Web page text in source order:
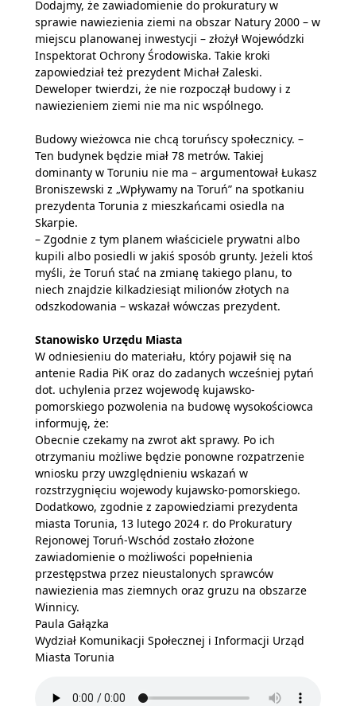
Dodajmy, że zawiadomienie do prokuratury w
sprawie nawiezienia ziemi na obszar Natury 2000 – w
miejscu planowanej inwestycji – złożył Wojewódzki
Inspektorat Ochrony Środowiska. Takie kroki
zapowiedział też prezydent Michał Zaleski.
Deweloper twierdzi, że nie rozpoczął budowy i z
nawiezieniem ziemi nie ma nic wspólnego.
Budowy wieżowca nie chcą toruńscy społecznicy. –
Ten budynek będzie miał 78 metrów. Takiej
dominanty w Toruniu nie ma – argumentował Łukasz
Broniszewski z „Wpływamy na Toruń” na spotkaniu
prezydenta Torunia z mieszkańcami osiedla na
Skarpie.
– Zgodnie z tym planem właściciele prywatni albo
kupili albo posiedli w jakiś sposób grunty. Jeżeli ktoś
myśli, że Toruń stać na zmianę takiego planu, to
niech znajdzie kilkadziesiąt milionów złotych na
odszkodowania – wskazał wówczas prezydent.
Stanowisko Urzędu Miasta
W odniesieniu do materiału, który pojawił się na
antenie Radia PiK oraz do zadanych wcześniej pytań
dot. uchylenia przez wojewodę kujawsko-
pomorskiego pozwolenia na budowę wysokościowca
informuję, że:
Obecnie czekamy na zwrot akt sprawy. Po ich
otrzymaniu możliwe będzie ponowne rozpatrzenie
wniosku przy uwzględnieniu wskazań w
rozstrzygnięciu wojewody kujawsko-pomorskiego.
Dodatkowo, zgodnie z zapowiedziami prezydenta
miasta Torunia, 13 lutego 2024 r. do Prokuratury
Rejonowej Toruń-Wschód zostało złożone
zawiadomienie o możliwości popełnienia
przestępstwa przez nieustalonych sprawców
nawiezienia mas ziemnych oraz gruzu na obszarze
Winnicy.
Paula Gałązka
Wydział Komunikacji Społecznej i Informacji Urząd
Miasta Torunia